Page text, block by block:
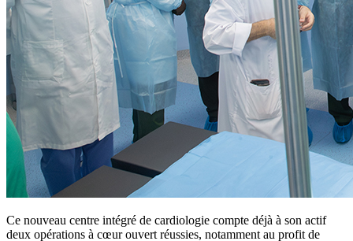
Ce nouveau centre intégré de cardiologie compte déjà à son actif
deux opérations à cœur ouvert réussies, notamment au profit de